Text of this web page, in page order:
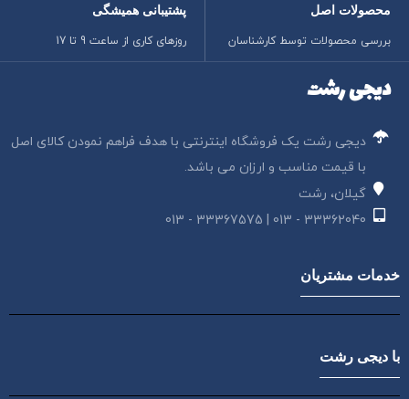
محصولات اصل
بررسی محصولات توسط کارشناسان
پشتیبانی همیشگی
روزهای کاری از ساعت 9 تا 17
دیجی رشت
دیجی رشت یک فروشگاه اینترنتی با هدف فراهم نمودن کالای اصل
با قیمت مناسب و ارزان می باشد.
گیلان، رشت
33362040 - 013 | 33367575 - 013
خدمات مشتریان
با دیجی رشت